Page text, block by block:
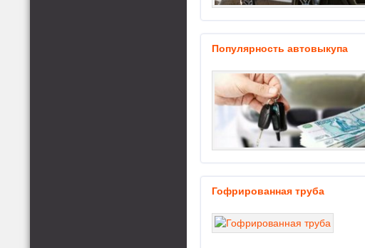
Популярность автовыкупа
Гофрированная труба